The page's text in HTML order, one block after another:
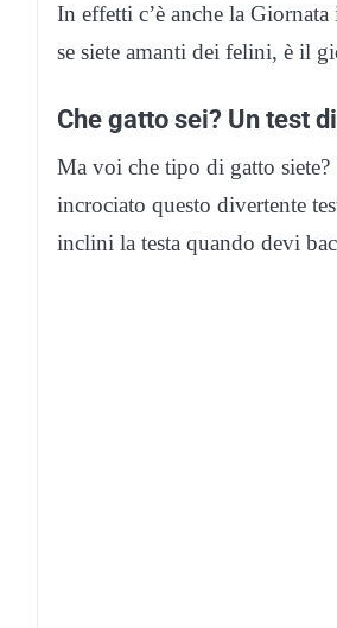
In effetti c’è anche la
se siete amanti dei felini, è il
Che gatto sei? Un test
Ma voi che tipo di gatto siete?
incrociato questo divertente
inclini la testa quando devi